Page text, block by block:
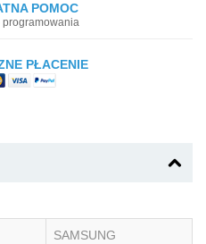
POMOC
PŁACENIE
SAMSUNG